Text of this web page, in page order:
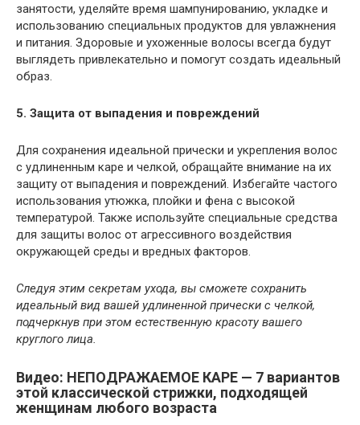
занятости, уделяйте время шампунированию, укладке и
использованию специальных продуктов для увлажнения
и питания. Здоровые и ухоженные волосы всегда будут
выглядеть привлекательно и помогут создать идеальный
образ.
5. Защита от выпадения и повреждений
Для сохранения идеальной прически и укрепления волос
с удлиненным каре и челкой, обращайте внимание на их
защиту от выпадения и повреждений. Избегайте частого
использования утюжка, плойки и фена с высокой
температурой. Также используйте специальные средства
для защиты волос от агрессивного воздействия
окружающей среды и вредных факторов.
Следуя этим секретам ухода, вы сможете сохранить
идеальный вид вашей удлиненной прически с челкой,
подчеркнув при этом естественную красоту вашего
круглого лица.
Видео: НЕПОДРАЖАЕМОЕ КАРЕ — 7 вариантов
этой классической стрижки, подходящей
женщинам любого возраста